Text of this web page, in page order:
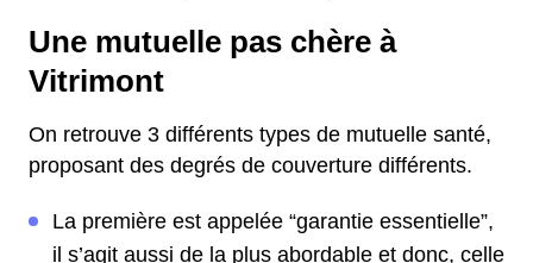
Une mutuelle pas chère à
Vitrimont
On retrouve 3 différents types de mutuelle santé,
proposant des degrés de couverture différents.
La première est appelée “garantie essentielle”,
il s’agit aussi de la plus abordable et donc, celle